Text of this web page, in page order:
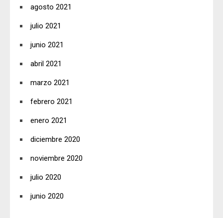
agosto 2021
julio 2021
junio 2021
abril 2021
marzo 2021
febrero 2021
enero 2021
diciembre 2020
noviembre 2020
julio 2020
junio 2020